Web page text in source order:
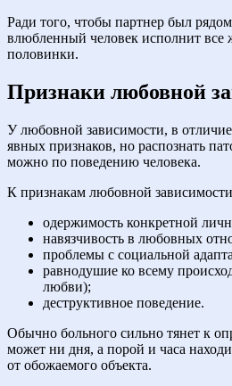
Ради того, чтобы партнер был
влюбленный человек исполнит все
половинки.
Признаки любовной
У любовной зависимости, в
явных признаков, но распознать
можно по поведению человека.
К признакам любовной зависимости
одержимость конкретной
навязчивость в любовных
проблемы с социальной
равнодушие ко всему
любви);
деструктивное поведение.
Обычно больного сильно тянет к
может ни дня, а порой и часа
от обожаемого объекта.